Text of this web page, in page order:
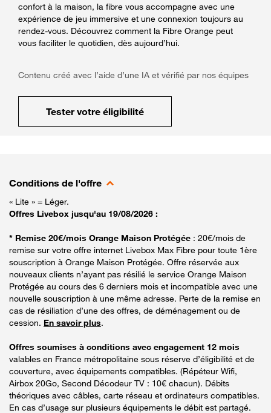
confort à la maison, la fibre vous accompagne avec une
expérience de jeu immersive et une connexion toujours au
rendez-vous. Découvrez comment la Fibre Orange peut
vous faciliter le quotidien, dès aujourd’hui.
Contenu créé avec l’aide d’une IA et vérifié par nos équipes
Tester votre éligibilité
Conditions de l'offre
« Lite » = Léger.
Offres Livebox jusqu'au 19/08/2026 :
* Remise 20€/mois Orange Maison Protégée : 20€/mois de
remise sur votre offre internet Livebox Max Fibre pour toute 1ère
souscription à Orange Maison Protégée. Offre réservée aux
nouveaux clients n’ayant pas résilié le service Orange Maison
Protégée au cours des 6 derniers mois et incompatible avec une
nouvelle souscription à une même adresse. Perte de la remise en
cas de résiliation d’une des offres, de déménagement ou de
cession. En savoir plus.
Offres soumises à conditions avec engagement 12 mois
valables en France métropolitaine sous réserve d’éligibilité et de
couverture, avec équipements compatibles. (Répéteur Wifi,
Airbox 20Go, Second Décodeur TV : 10€ chacun). Débits
théoriques avec câbles, carte réseau et ordinateurs compatibles.
En cas d’usage sur plusieurs équipements le débit est partagé.